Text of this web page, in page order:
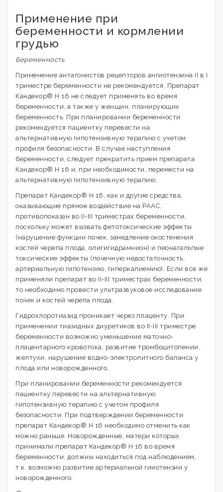
Применение при
беременности и кормлении
грудью
Беременность
Применение антагонистов рецепторов ангиотензина II в I
триместре беременности не рекомендуется. Препарат
Кандекор® Н 16 не следует применять во время
беременности, а также у женщин, планирующих
беременность. При планировании беременности
рекомендуется пациентку перевести на
альтернативную гипотензивную терапию с учетом
профиля безопасности. В случае наступления
беременности, следует прекратить прием препарата
Кандекор® Н 16 и, при необходимости, перемести на
альтернативную гипотензивную терапию.
Препарат Кандекор® Н 16, как и другие средства,
оказывающие прямое воздействие на РААС,
противопоказан во II-III триместрах беременности,
поскольку может вызвать фетотоксические эффекты
(нарушение функции почек, замедление окостенения
костей черепа плода, олигигидрамнион) и пеонагальпые
токсические эффекты (почечную недостаточность,
артериальную гипотензию, гиперкалиемию). Если все же
применяли препарат во II-III триместрах беременности,
то необходимо провести ультразвуковое исследование
почек и костей черепа плода.
Гидрохлоротиазид проникает через плаценту. При
применении тиазидных диуретиков во II-III триместре
беременности возможно уменьшение маточно-
плацентарного кровотока, развитие тромбоцитопении,
желтухи, нарушение водно-электролитного баланса у
плода или новорожденного.
При планировании беременности рекомендуется
пациентку перевести на альтернативную
гипотензивную терапию с учетом профиля
безопасности. При подтверждении беременности
препарат Кандекор® Н 16 необходимо отменить как
можно раньше. Новорожденные, матери которых
принимали препарат Кандекор® Н 16 во время
беременности, должны находиться под наблюдением,
т.к. возможно развитие артериальной гииотензии у
новорожденного.